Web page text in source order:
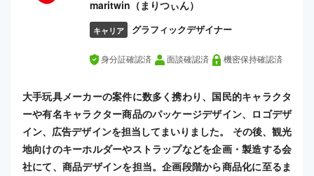
maritwin（まりつぃん）
キャリア グラフィックデザイナー
身分証確認済 面談確認済 機密保持確認済
大手玩具メーカーの案件に数多く携わり、国民的キャラクタ
ーや有名キャラクター商品のパッケージデザイン、ロゴデザ
イン、広告デザインを担当してまいりました。 その後、観光
地向けのキーホルダーやストラップなどを企画・製造する会
社にて、商品デザインを担当。企画段階から商品化に至るま